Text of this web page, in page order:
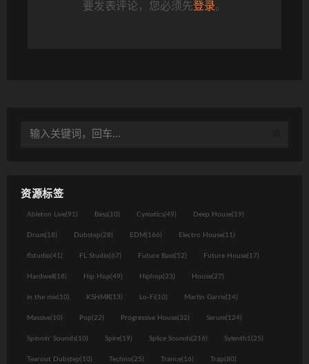
要发表评论，您必须先登录。
资源标签
Ableton Live(91) Bass(10) Cymatics(49) Deep House(19)
Drum(18) Dubstep(28) EDM(166) Electro House(11)
flstudio(41) FL Studio(67) Future Bass(52) Future House(17)
Hardwell (18) Hip Hop(49) Hiphop(23) House(27)
in the mix(10) KSHMR(13) Lo-Fi(10) Martin Garrix(14)
Massive(10) Pop(22) Progressive House(32) Serum(124)
Spinnin' Sounds(10) Spire(19) Splice Sounds(216) Sylenth1(25)
Tearout Dubstep(10) Techno(25) Trance(16) Trap(80)